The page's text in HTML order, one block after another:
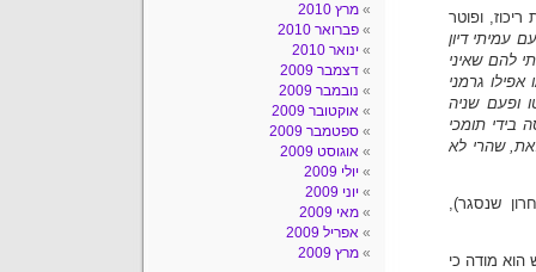
ופוטר
עמיתי דיון
להם שאיני
גרמני
ופעם שניה
בידי תומכי
שהרי לא
שנסגר),
מודה כי
מרץ 2010
פברואר 2010
ינואר 2010
דצמבר 2009
נובמבר 2009
אוקטובר 2009
ספטמבר 2009
אוגוסט 2009
יולי 2009
יוני 2009
מאי 2009
אפריל 2009
מרץ 2009